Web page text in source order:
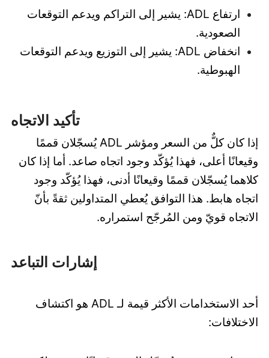
ارتفاع ADL: يشير إلى التراكم ويدعم التوقعات
الصعودية.
انخفاض ADL: يشير إلى التوزيع ويدعم التوقعات
الهبوطية.
تأكيد الاتجاه
إذا كان كلٌّ من السعر ومؤشر ADL يُسجّلان قممًا
وقيعانًا أعلى، فهذا يُؤكّد وجود اتجاه صاعد. أما إذا كان
كلاهما يُسجّلان قممًا وقيعانًا أدنى، فهذا يُؤكّد وجود
اتجاه هابط. هذا التوافق يُعطي المتداولين ثقةً بأنّ
الاتجاه قويّ ومن المُرجّح استمراره.
إشارات التباعد
أحد الاستخدامات الأكثر قيمة لـ ADL هو اكتشاف
الاختلافات: